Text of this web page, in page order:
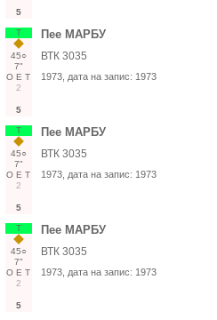
5
Т
45○
7"
О Е Т
2
5
Пее МАРБУ
ВТК 3035
1973 , дата на запис: 1973
Т
45○
7"
О Е Т
2
5
Пее МАРБУ
ВТК 3035
1973 , дата на запис: 1973
Т
45○
7"
О Е Т
2
5
Пее МАРБУ
ВТК 3035
1973 , дата на запис: 1973